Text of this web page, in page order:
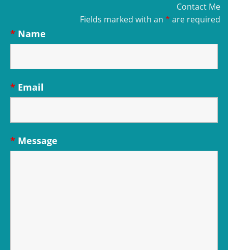
Contact Me
Fields marked with an * are required
Name
*
Email
*
Message
*